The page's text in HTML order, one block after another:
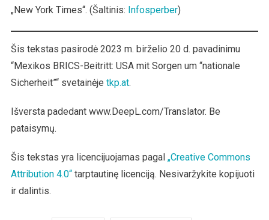
„New York Times“. (Šaltinis: Infosperber)
Šis tekstas pasirodė 2023 m. birželio 20 d. pavadinimu
“Mexikos BRICS-Beitritt: USA mit Sorgen um “nationale
Sicherheit”“ svetainėje tkp.at.
Išversta padedant www.DeepL.com/Translator. Be
pataisymų.
Šis tekstas yra licencijuojamas pagal „Creative Commons
Attribution 4.0“tarptautinę licenciją. Nesivaržykite kopijuoti
ir dalintis.